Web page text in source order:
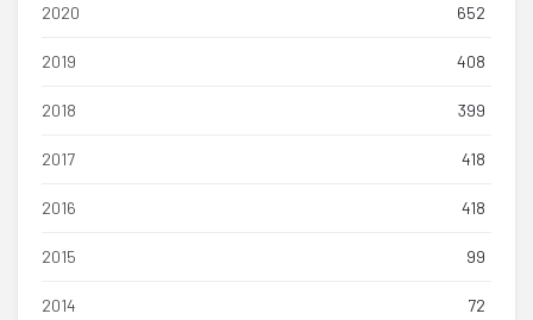
2020 652
2019 408
2018 399
2017 418
2016 418
2015 99
2014 72